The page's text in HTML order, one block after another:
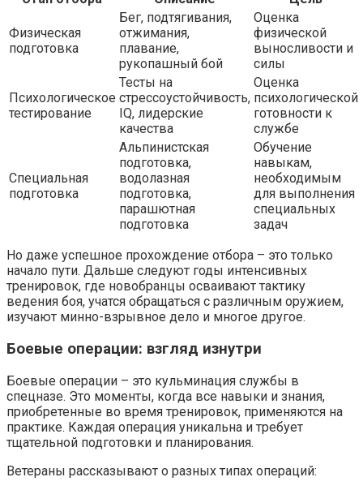
Физическая
подготовка
Бег, подтягивания,
отжимания,
плавание,
рукопашный бой
Оценка
физической
выносливости и
силы
Психологическое
тестирование
Тесты на
стрессоустойчивость,
IQ, лидерские
качества
Оценка
психологической
готовности к
службе
Специальная
подготовка
Альпинистская
подготовка,
водолазная
подготовка,
парашютная
подготовка
Обучение
навыкам,
необходимым
для выполнения
специальных
задач
Но даже успешное прохождение отбора – это только
начало пути. Дальше следуют годы интенсивных
тренировок, где новобранцы осваивают тактику
ведения боя, учатся обращаться с различным оружием,
изучают минно-взрывное дело и многое другое.
Боевые операции: взгляд изнутри
Боевые операции – это кульминация службы в
спецназе. Это моменты, когда все навыки и знания,
приобретенные во время тренировок, применяются на
практике. Каждая операция уникальна и требует
тщательной подготовки и планирования.
Ветераны рассказывают о разных типах операций: